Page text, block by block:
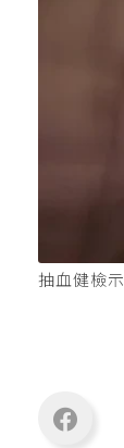
抽血健檢